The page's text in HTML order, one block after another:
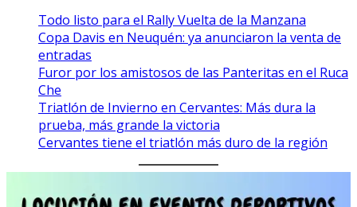
Todo listo para el Rally Vuelta de la Manzana
Copa Davis en Neuquén: ya anunciaron la venta de
entradas
Furor por los amistosos de las Panteritas en el Ruca
Che
Triatlón de Invierno en Cervantes: Más dura la
prueba, más grande la victoria
Cervantes tiene el triatlón más duro de la región